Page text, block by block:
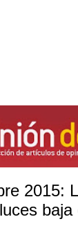
2015: